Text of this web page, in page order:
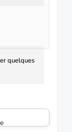
quelques